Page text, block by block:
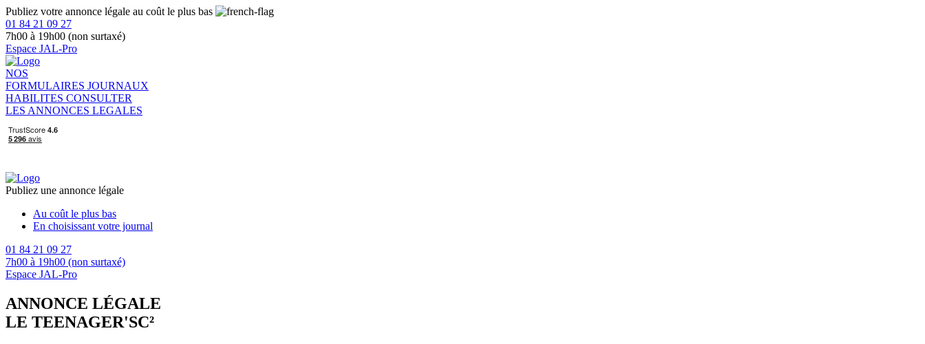
Publiez votre annonce légale au coût le plus bas
01 84 21 09 27
7h00 à 19h00 (non surtaxé)
Espace JAL-Pro
NOS
FORMULAIRES JOURNAUX
HABILITES CONSULTER
LES ANNONCES LEGALES
Publiez une annonce légale
Au coût le plus bas
En choisissant votre journal
01 84 21 09 27
7h00 à 19h00 (non surtaxé)
Espace JAL-Pro
ANNONCE LÉGALE
LE TEENAGER'SC²